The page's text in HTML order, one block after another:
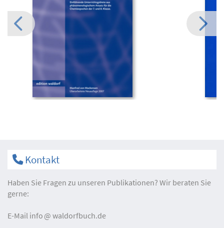
Kontakt
Haben Sie Fragen zu unseren Publikationen? Wir beraten Sie
gerne:
E-Mail info waldorfbuch.de